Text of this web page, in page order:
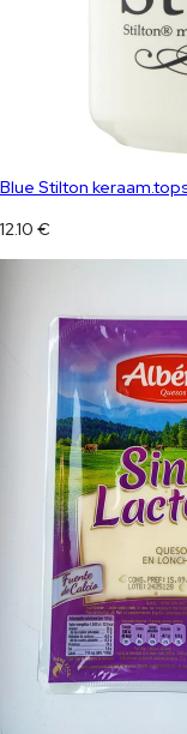
Blue Stilton
12.10 €